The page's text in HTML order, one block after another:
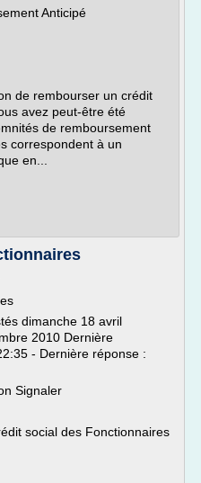
Anticipé
de rembourser un crédit
avez peut-être été
de remboursement
correspondent à un
en...
dimanche 18 avril
2010 Dernière
- Dernière réponse :
Signaler
social des Fonctionnaires